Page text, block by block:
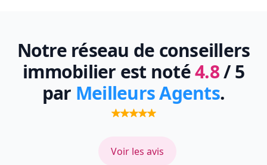
Notre réseau de conseillers
immobilier est noté4.8/ 5
par Meilleurs Agents.
Voir les avis